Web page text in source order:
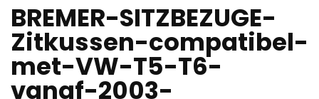
BREMER-SITZBEZUGE-
Zitkussen-compatibel-
met-VW-T5-T6-
vanaf-2003-